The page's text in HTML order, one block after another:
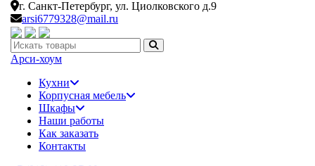
г. Санкт-Петербург, ул. Циолковского д.9
arsi6779328@mail.ru
Искать:
Арси-хоум
Кухни
Корпусная мебель
Шкафы
Наши работы
Как заказать
Контакты